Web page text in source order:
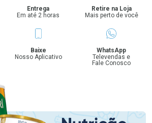
Entrega
Em até 2 horas
Retire na Loja
Mais perto de você
Baixe
Nosso Aplicativo
WhatsApp
Televendas e
Fale Conosco